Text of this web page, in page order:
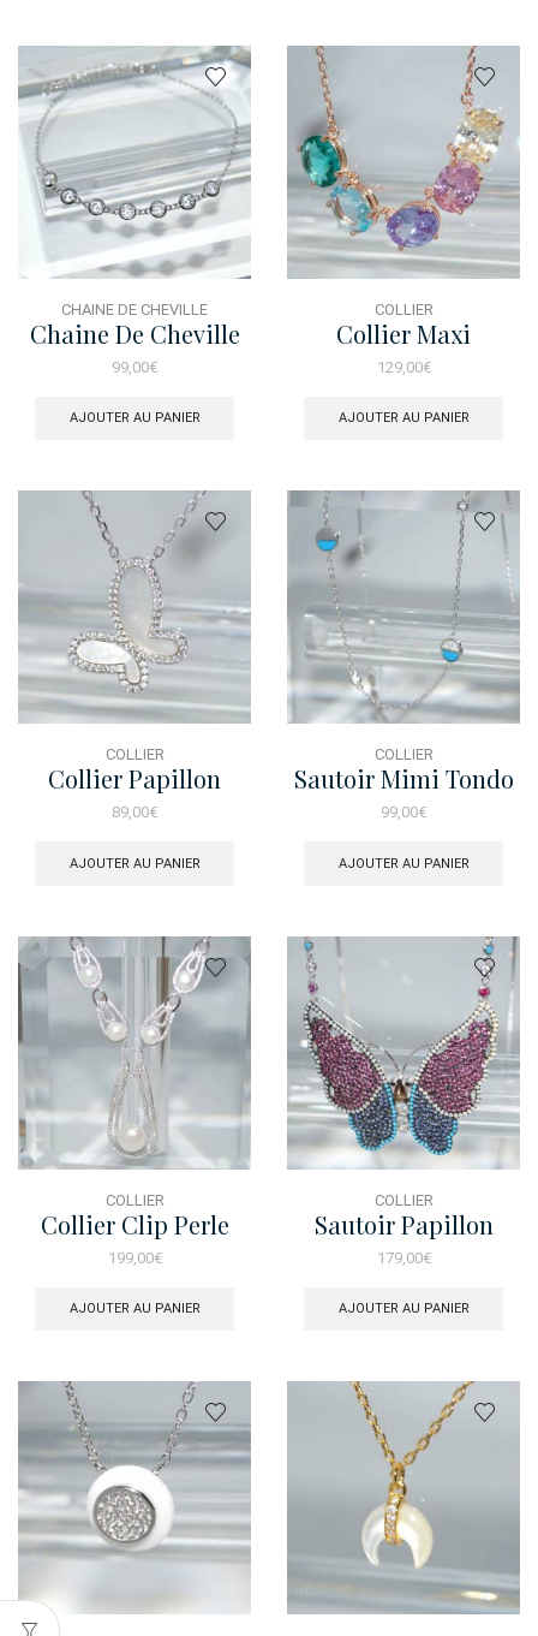
CHAINE DE CHEVILLE
Chaine De Cheville
Brillant Precieuse
99,00€
AJOUTER AU PANIER
COLLIER
Collier Maxi
Multicolore Rose
129,00€
AJOUTER AU PANIER
COLLIER
Collier Papillon
Nacre
89,00€
AJOUTER AU PANIER
COLLIER
Sautoir Mimi Tondo
Turquoise
99,00€
AJOUTER AU PANIER
COLLIER
Collier Clip Perle
199,00€
AJOUTER AU PANIER
COLLIER
Sautoir Papillon
Peru
179,00€
AJOUTER AU PANIER